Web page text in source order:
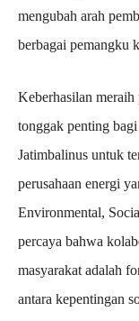
mengubah arah
berbagai pemangku
Keberhasilan
tonggak penting
Jatimbalinus untuk
perusahaan energi
Environmental,
percaya bahwa
masyarakat adalah
antara kepentingan